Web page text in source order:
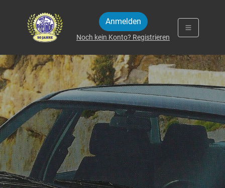
Anmelden
Noch kein Konto? Registrieren